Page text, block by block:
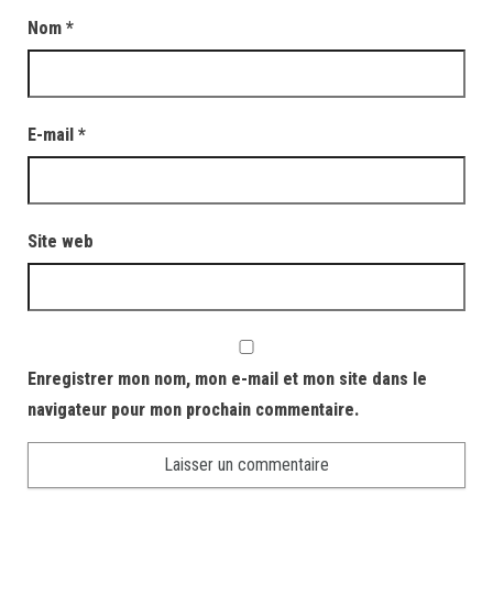
Nom *
E-mail *
Site web
Enregistrer mon nom, mon e-mail et mon site dans le
navigateur pour mon prochain commentaire.